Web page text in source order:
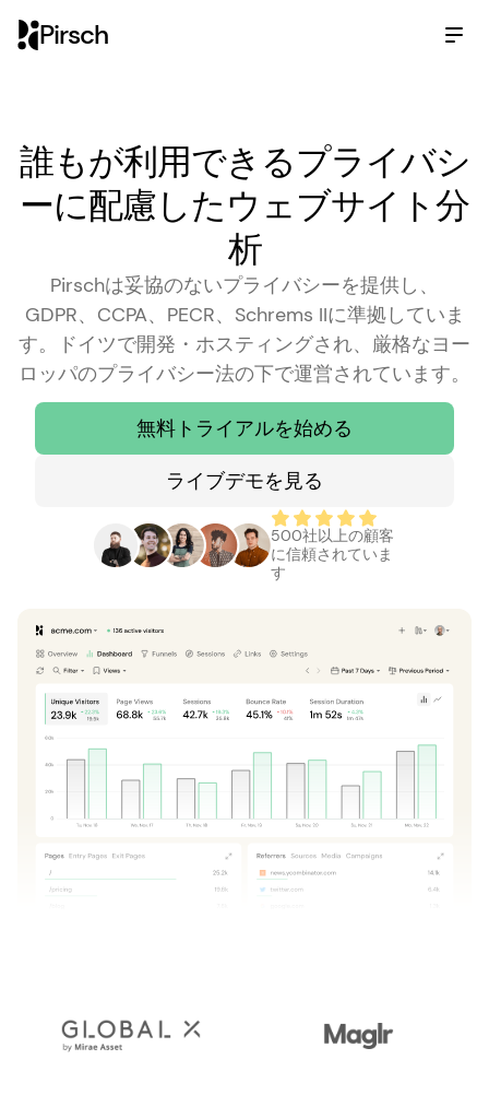
Pirsch
誰もが利用できるプライバシ
ーに配慮したウェブサイト分
析
Pirschは妥協のないプライバシーを提供し、
GDPR、CCPA、PECR、Schrems IIに準拠していま
す。ドイツで開発・ホスティングされ、厳格なヨー
ロッパのプライバシー法の下で運営されています。
無料トライアルを始める
ライブデモを見る
500社以上の顧客
に信頼されていま
す